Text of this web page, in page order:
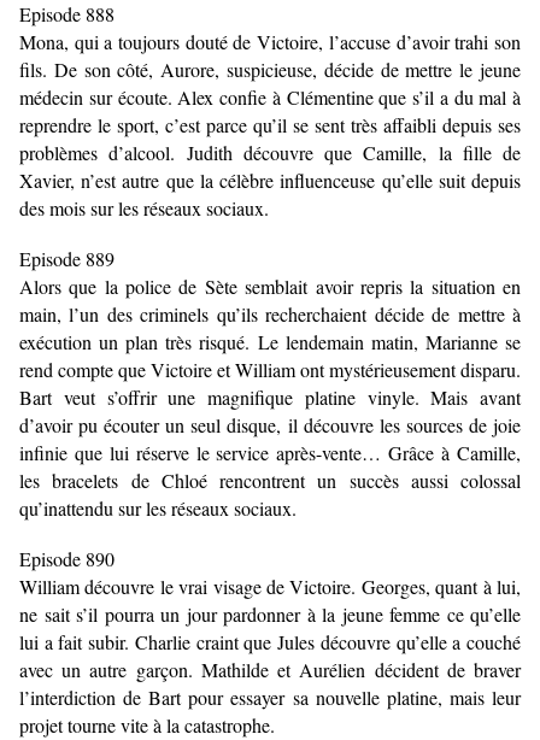
Episode 888
Mona, qui a toujours douté de Victoire, l’accuse d’avoir trahi son
fils. De son côté, Aurore, suspicieuse, décide de mettre le jeune
médecin sur écoute. Alex confie à Clémentine que s’il a du mal à
reprendre le sport, c’est parce qu’il se sent très affaibli depuis ses
problèmes d’alcool. Judith découvre que Camille, la fille de
Xavier, n’est autre que la célèbre influenceuse qu’elle suit depuis
des mois sur les réseaux sociaux.
Episode 889
Alors que la police de Sète semblait avoir repris la situation en
main, l’un des criminels qu’ils recherchaient décide de mettre à
exécution un plan très risqué. Le lendemain matin, Marianne se
rend compte que Victoire et William ont mystérieusement disparu.
Bart veut s’offrir une magnifique platine vinyle. Mais avant
d’avoir pu écouter un seul disque, il découvre les sources de joie
infinie que lui réserve le service après-vente… Grâce à Camille,
les bracelets de Chloé rencontrent un succès aussi colossal
qu’inattendu sur les réseaux sociaux.
Episode 890
William découvre le vrai visage de Victoire. Georges, quant à lui,
ne sait s’il pourra un jour pardonner à la jeune femme ce qu’elle
lui a fait subir. Charlie craint que Jules découvre qu’elle a couché
avec un autre garçon. Mathilde et Aurélien décident de braver
l’interdiction de Bart pour essayer sa nouvelle platine, mais leur
projet tourne vite à la catastrophe.